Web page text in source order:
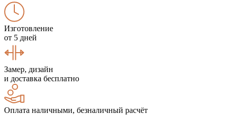
Изготовление
от 5 дней
Замер, дизайн
и доставка бесплатно
Оплата наличными, безналичный расчёт